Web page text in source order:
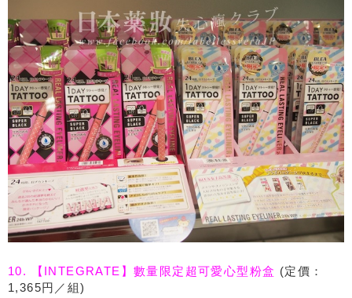
10. 【INTEGRATE】數量限定超可愛心型粉盒 (定價：
1,365円／組)